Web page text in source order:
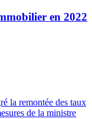
en 2022
la remontée des taux
de la ministre